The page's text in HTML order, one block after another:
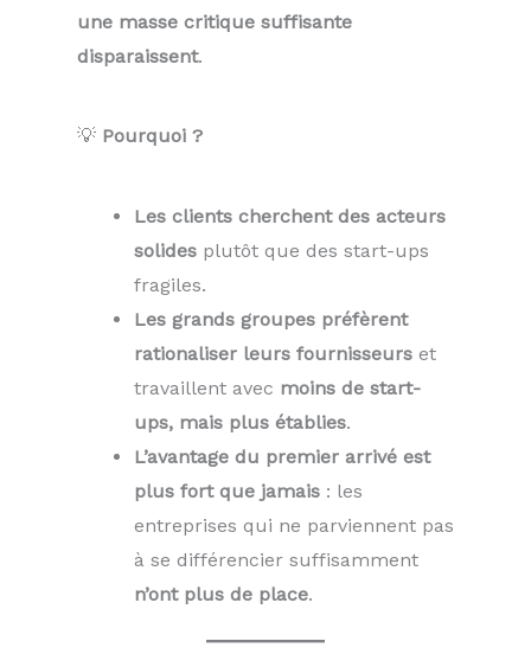
une masse critique suffisante
disparaissent.
💡 Pourquoi ?
Les clients cherchent des acteurs
solides plutôt que des start-ups
fragiles.
Les grands groupes préfèrent
rationaliser leurs fournisseurs et
travaillent avec moins de start-
ups, mais plus établies.
L’avantage du premier arrivé est
plus fort que jamais : les
entreprises qui ne parviennent pas
à se différencier suffisamment
n’ont plus de place.